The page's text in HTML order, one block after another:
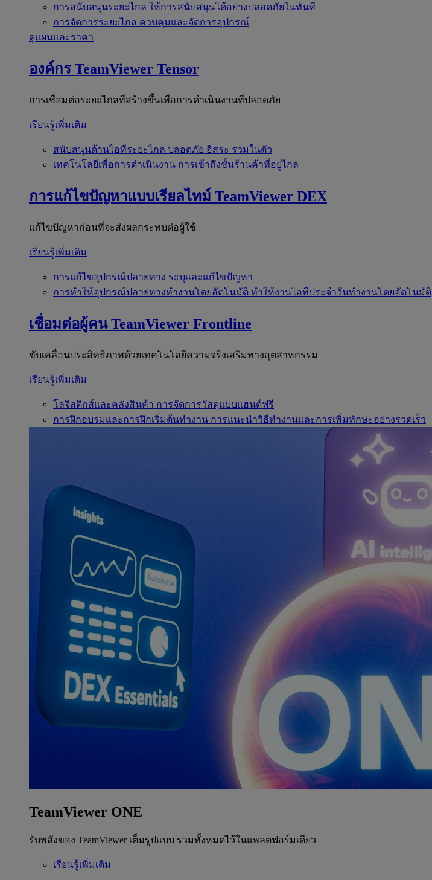
การสนับสนุนระยะไกล ให้การสนับสนุนได้อย่างปลอดภัยในทันที
การจัดการระยะไกล ควบคุมและจัดการอุปกรณ์
ดูแผนและราคา
องค์กร TeamViewer Tensor
การเชื่อมต่อระยะไกลที่สร้างขึ้นเพื่อการดำเนินงานที่ปลอดภัย
เรียนรู้เพิ่มเติม
สนับสนุนด้านไอทีระยะไกล ปลอดภัย อิสระ รวมในตัว
เทคโนโลยีเพื่อการดำเนินงาน การเข้าถึงชั้นร้านค้าที่อยู่ไกล
การแก้ไขปัญหาแบบเรียลไทม์ TeamViewer DEX
แก้ไขปัญหาก่อนที่จะส่งผลกระทบต่อผู้ใช้
เรียนรู้เพิ่มเติม
การแก้ไขอุปกรณ์ปลายทาง ระบุและแก้ไขปัญหา
การทำให้อุปกรณ์ปลายทางทำงานโดยอัตโนมัติ ทำให้งานไอทีประจำวันทำงานโดยอัตโนมัติ
เชื่อมต่อผู้คน TeamViewer Frontline
ขับเคลื่อนประสิทธิภาพด้วยเทคโนโลยีความจริงเสริมทางอุตสาหกรรม
เรียนรู้เพิ่มเติม
โลจิสติกส์และคลังสินค้า การจัดการวัสดุแบบแฮนด์ฟรี
การฝึกอบรมและการฝึกเริ่มต้นทำงาน การแนะนำวิธีทำงานและการเพิ่มทักษะอย่างรวดเร็ว
TeamViewer ONE
รับพลังของ TeamViewer เต็มรูปแบบ รวมทั้งหมดไว้ในแพลตฟอร์มเดียว
เรียนรู้เพิ่มเติม